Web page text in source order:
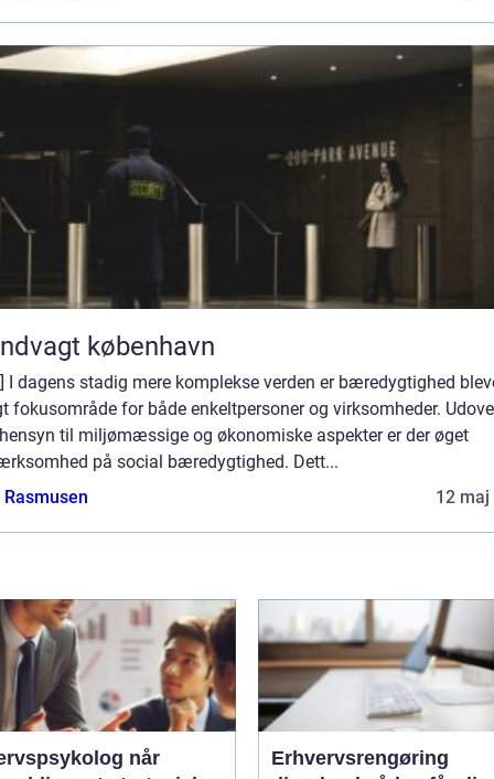
københavn
I dagens stadig mere komplekse verden er bæredygtighed
fokusområde for både enkeltpersoner og virksomheder.
til miljømæssige og økonomiske aspekter er der øget
på social bæredygtighed. Dett...
12 maj
når
Erhvervsrengøring